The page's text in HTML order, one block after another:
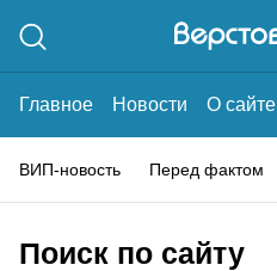
Главное Новости О сайте
ВИП-новость Перед фактом
Поиск по сайту